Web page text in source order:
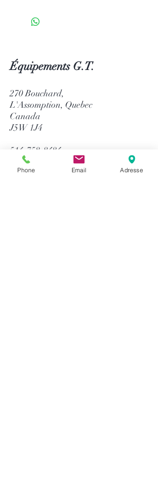
Équipements G.T.
270 Bouchard,
L'Assomption, Quebec
Canada
J5W 1J4
514-758-8484
1-866-758-8484
info@gtequip.com
Phone Email Adresse